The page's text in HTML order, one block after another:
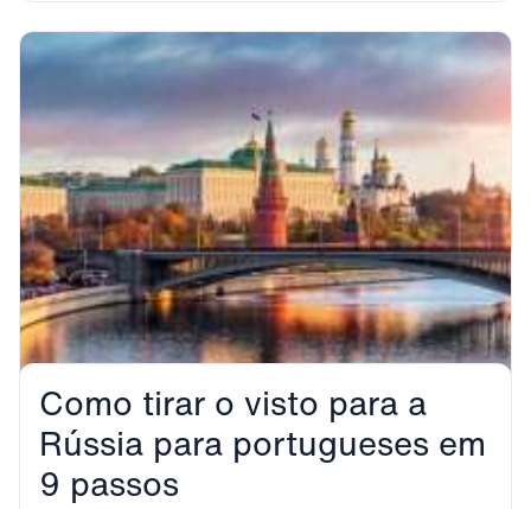
Como tirar o visto para a
Rússia para portugueses em
9 passos